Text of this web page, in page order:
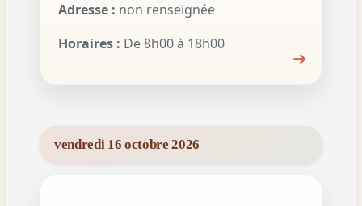
Adresse : non renseignée
Horaires : De 8h00 à 18h00
➔
vendredi 16 octobre 2026